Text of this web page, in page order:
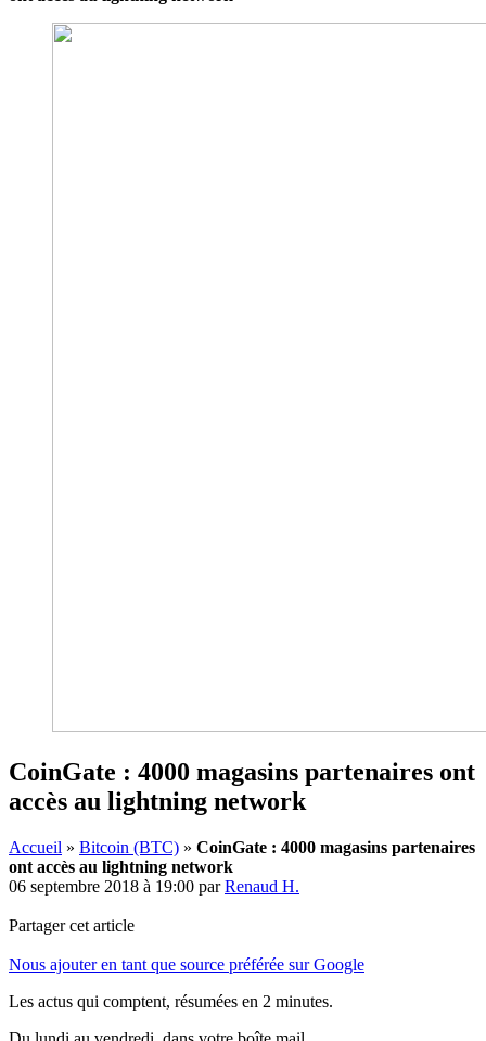
CoinGate : 4000 magasins partenaires ont
accès au lightning network
Accueil » Bitcoin (BTC) » CoinGate : 4000 magasins partenaires
ont accès au lightning network
06 septembre 2018 à 19:00 parRenaud H.
Partager cet article
Nous ajouter en tant que source préférée sur Google
Les actus qui comptent, résumées en 2 minutes.